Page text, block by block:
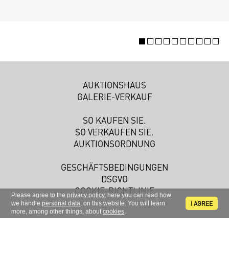
Please agree to theprivacy policy, here you can read how
we handlepersonal data. on this website. You will learn
more, among other things, aboutcookies.
I AGREE
AUKTIONSHAUS
GALERIE-VERKAUF
SO KAUFEN SIE.
SO VERKAUFEN SIE.
AUKTIONSORDNUNG
GESCHÄFTSBEDINGUNGEN
DSGVO
COOKIE-RICHTLINIE